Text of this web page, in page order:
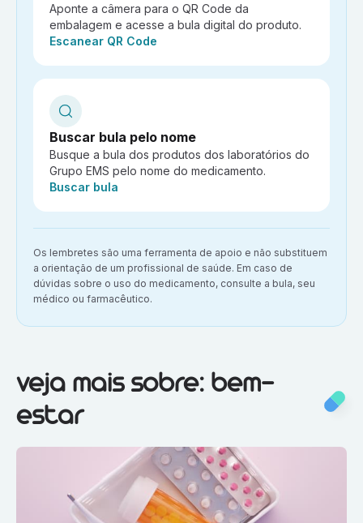
Aponte a câmera para o QR Code da
embalagem e acesse a bula digital do produto.
Ação:
Escanear QR Code
Buscar bula pelo nome
Busque a bula dos produtos dos laboratórios do
Grupo EMS pelo nome do medicamento.
Ação:
Buscar bula
Aviso importante:
Os lembretes são uma ferramenta de apoio e não substituem
a orientação de um profissional de saúde. Em caso de
dúvidas sobre o uso do medicamento, consulte a bula, seu
médico ou farmacêutico.
Veja mais sobre:Bem-estar
veja mais sobre: bem-
estar